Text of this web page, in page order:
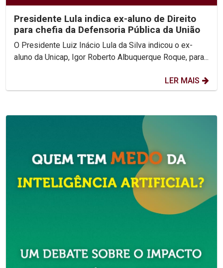
Presidente Lula indica ex-aluno de Direito
para chefia da Defensoria Pública da União
O Presidente Luiz Inácio Lula da Silva indicou o ex-
aluno da Unicap, Igor Roberto Albuquerque Roque, para...
LER MAIS